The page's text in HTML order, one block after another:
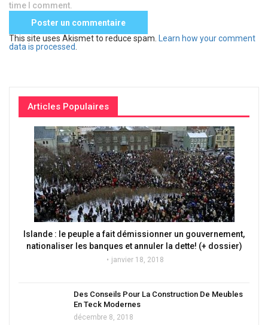
time I comment.
This site uses Akismet to reduce spam.
Learn how your comment
data is processed
Articles Populaires
Islande : le peuple a fait démissionner un gouvernement,
nationaliser les banques et annuler la dette! (+ dossier)
janvier 18, 2018
Des Conseils Pour La Construction De Meubles
En Teck Modernes
décembre 8, 2018